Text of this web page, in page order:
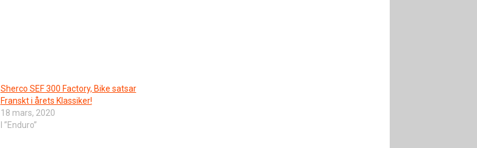
Sherco SEF 300 Factory, Bike satsar
Franskt i årets Klassiker!
18 mars, 2020
I ”Enduro”